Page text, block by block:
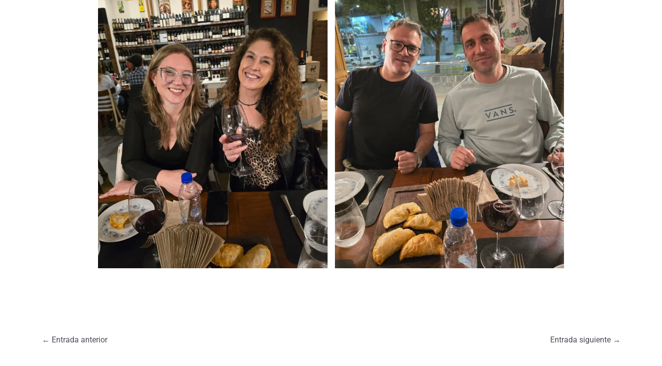
← Entrada anterior Entrada siguiente →